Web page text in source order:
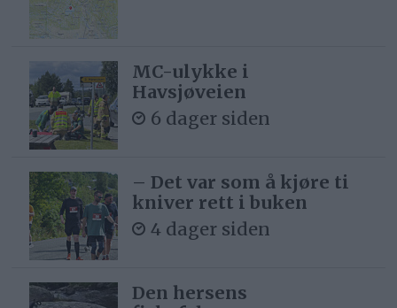
MC-ulykke i
Havsjøveien
6 dager siden
– Det var som å kjøre ti
kniver rett i buken
4 dager siden
Den hersens